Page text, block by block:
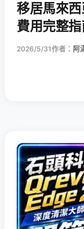
移居馬來
費用完整
2026/5/31作者： 阿